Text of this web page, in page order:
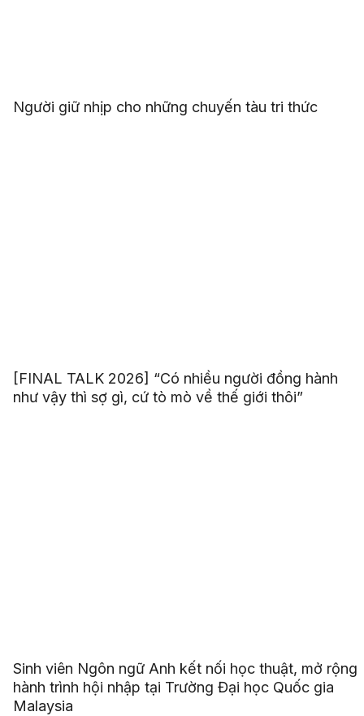
Người giữ nhịp cho những chuyến tàu tri thức
[FINAL TALK 2026] “Có nhiều người đồng hành
như vậy thì sợ gì, cứ tò mò về thế giới thôi”
Sinh viên Ngôn ngữ Anh kết nối học thuật, mở rộng
hành trình hội nhập tại Trường Đại học Quốc gia
Malaysia